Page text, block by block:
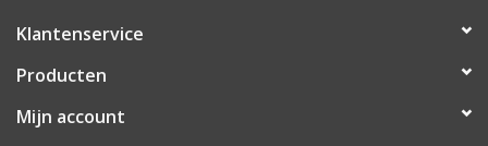
Klantenservice
Producten
Mijn account